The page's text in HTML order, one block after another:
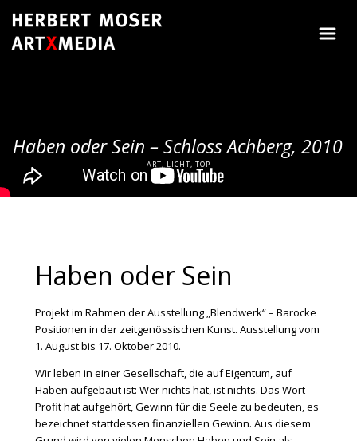
Haben oder Sein – Schloss Achberg, 2010
ART, LICHT, TOP
Haben oder Sein
Projekt im Rahmen der Ausstellung „Blendwerk“ – Barocke
Positionen in der zeitgenössischen Kunst. Ausstellung vom
1. August bis 17. Oktober 2010.
Wir leben in einer Gesellschaft, die auf Eigentum, auf
Haben aufgebaut ist: Wer nichts hat, ist nichts. Das Wort
Profit hat aufgehört, Gewinn für die Seele zu bedeuten, es
bezeichnet stattdessen finanziellen Gewinn. Aus diesem